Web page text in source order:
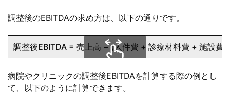
調整後のEBITDAの求め方は、以下の通りです。
調整後EBITDA = 売上高 − (人件費 + 診療材料費 + 施設費
病院やクリニックの調整後EBITDAを計算する際の例とし
て、以下のように計算できます。